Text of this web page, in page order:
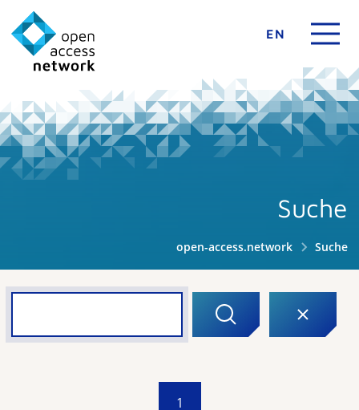
EN
Suche
open-access.network Suche
1